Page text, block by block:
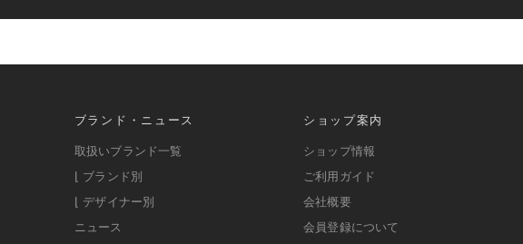
ブランド・ニュース
取扱いブランド一覧
⌊ ブランド別
⌊ デザイナー別
ニュース
ショップ案内
ショップ情報
ご利用ガイド
会社概要
会員登録について